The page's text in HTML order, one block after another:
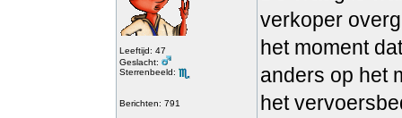
Leeftijd: 47
Geslacht:
Sterrenbeeld:
Berichten: 791
verkoper
het moment
anders op het
het